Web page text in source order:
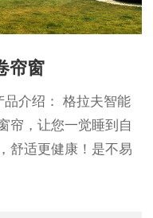
帘窗
介绍： 格拉夫智能
帘，让您一觉睡到自
舒适更健康！是不易